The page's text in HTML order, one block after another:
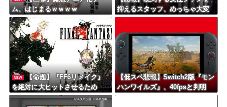
ム、はじまるｗｗｗｗ
抑えるスタッフ、めっちゃ大変
そうｗｗｗｗ
NEW
【命題】『FF6リメイク』
を絶対に大ヒットさせるため
に、付け加えるべき要素
【低スペ悲報】Switch2版『モン
ハンワイルズ』、40fpsと判明